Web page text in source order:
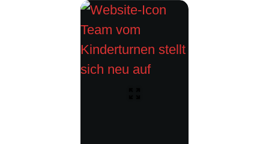
Team vom
Kinderturnen stellt
sich neu auf